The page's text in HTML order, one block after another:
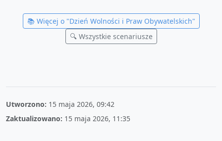
📚 Więcej o "Dzień Wolności i Praw Obywatelskich"
🔍 Wszystkie scenariusze
Utworzono: 15 maja 2026, 09:42
Zaktualizowano: 15 maja 2026, 11:35